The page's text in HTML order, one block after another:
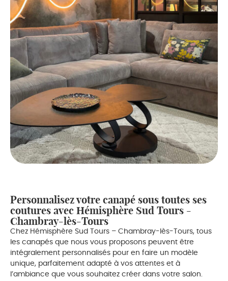
Personnalisez votre canapé sous toutes ses
coutures avec Hémisphère Sud Tours -
Chambray-lès-Tours
Chez Hémisphère Sud Tours – Chambray-lès-Tours, tous
les canapés que nous vous proposons peuvent être
intégralement personnalisés pour en faire un modèle
unique, parfaitement adapté à vos attentes et à
l’ambiance que vous souhaitez créer dans votre salon.